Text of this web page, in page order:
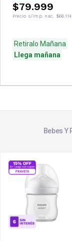
$79.999
Precio s/imp. nac.
Retiralo Mañana
Llega mañana
Bebes